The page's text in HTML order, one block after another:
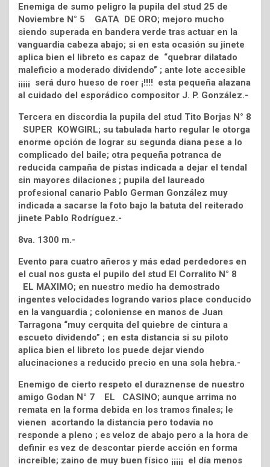
Enemiga de sumo peligro la pupila del stud 25 de
Noviembre N° 5 GATA DE ORO; mejoro mucho
siendo superada en bandera verde tras actuar en la
vanguardia cabeza abajo; si en esta ocasión su jinete
aplica bien el libreto es capaz de “quebrar dilatado
maleficio a moderado dividendo” ; ante lote accesible
¡¡¡¡¡ será duro hueso de roer ¡!!!! esta pequeña alazana
al cuidado del esporádico compositor J. P. González.-
Tercera en discordia la pupila del stud Tito Borjas N° 8
SUPER KOWGIRL; su tabulada harto regular le otorga
enorme opción de lograr su segunda diana pese a lo
complicado del baile; otra pequeña potranca de
reducida campaña de pistas indicada a dejar el tendal
sin mayores dilaciones ; pupila del laureado
profesional canario Pablo German González muy
indicada a sacarse la foto bajo la batuta del reiterado
jinete Pablo Rodríguez.-
8va. 1300 m.-
Evento para cuatro añeros y más edad perdedores en
el cual nos gusta el pupilo del stud El Corralito N° 8
EL MAXIMO; en nuestro medio ha demostrado
ingentes velocidades logrando varios place conducido
en la vanguardia ; coloniense en manos de Juan
Tarragona “muy cerquita del quiebre de cintura a
escueto dividendo” ; en esta distancia si su piloto
aplica bien el libreto los puede dejar viendo
alucinaciones a reducido precio en una sola hebra.-
Enemigo de cierto respeto el duraznense de nuestro
amigo Godan N° 7 EL CASINO; aunque arrima no
remata en la forma debida en los tramos finales; le
vienen acortando la distancia pero todavía no
responde a pleno ; es veloz de abajo pero a la hora de
definir es vez de descontar pierde acción en forma
increíble; zaino de muy buen físico ¡¡¡¡¡ el día menos